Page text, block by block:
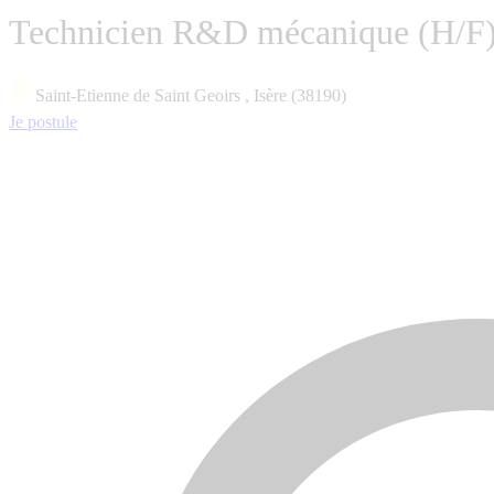
Technicien R&D mécanique (H/
Saint-Etienne de Saint Geoirs , Isère (38190)
Je postule